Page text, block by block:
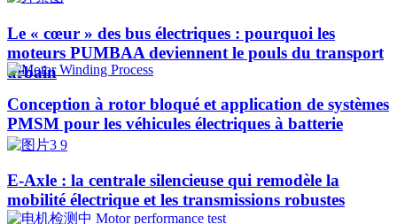
Le « cœur » des bus électriques : pourquoi les
moteurs PUMBAA deviennent le pouls du transport
urbain
Conception à rotor bloqué et application de systèmes
PMSM pour les véhicules électriques à batterie
E-Axle : la centrale silencieuse qui remodèle la
mobilité électrique et les transmissions robustes